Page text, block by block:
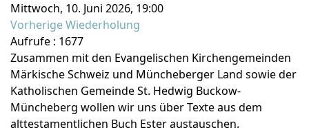
Mittwoch, 10. Juni 2026, 19:00
Vorherige Wiederholung
Aufrufe : 1677
Zusammen mit den Evangelischen Kirchengemeinden
Märkische Schweiz und Müncheberger Land sowie der
Katholischen Gemeinde St. Hedwig Buckow-
Müncheberg wollen wir uns über Texte aus dem
alttestamentlichen Buch Ester austauschen.